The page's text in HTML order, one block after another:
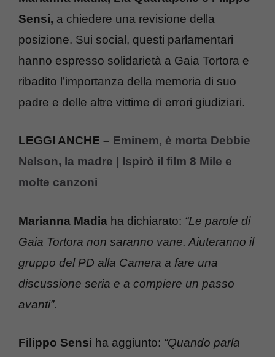
Sensi, a chiedere una revisione della
posizione. Sui social, questi parlamentari
hanno espresso solidarietà a Gaia Tortora e
ribadito l’importanza della memoria di suo
padre e delle altre vittime di errori giudiziari.
LEGGI ANCHE – Eminem, è morta Debbie
Nelson, la madre | Ispirò il film 8 Mile e
molte canzoni
Marianna Madia ha dichiarato: “Le parole di
Gaia Tortora non saranno vane. Aiuteranno il
gruppo del PD alla Camera a fare una
discussione seria e a compiere un passo
avanti”.
Filippo Sensi ha aggiunto: “Quando parla